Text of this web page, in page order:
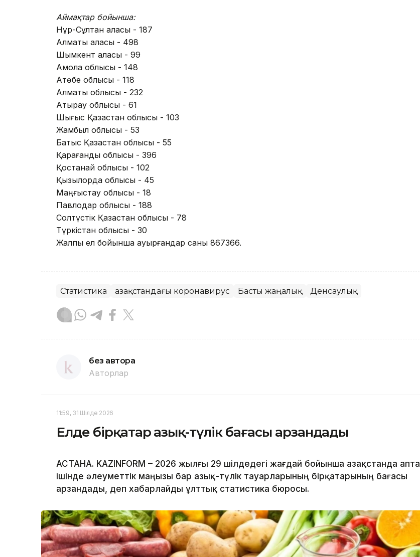
Аймақтар бойынша:
Нұр-Сұлтан қаласы - 187
Алматы қаласы - 498
Шымкент қаласы - 99
Ақмола облысы - 148
Ақтөбе облысы - 118
Алматы облысы - 232
Атырау облысы - 61
Шығыс Қазақстан облысы - 103
Жамбыл облысы - 53
Батыс Қазақстан облысы - 55
Қарағанды облысы - 396
Қостанай облысы - 102
Қызылорда облысы - 45
Маңғыстау облысы - 18
Павлодар облысы - 188
Солтүстік Қазақстан облысы - 78
Түркістан облысы - 30
Жалпы ел бойынша ауырғандар саны 867366.
Статистика Қазақстандағы коронавирус Басты жаңалық Денсаулық
без автора
Авторлар
11:59, 31 Шілде 2026
Елде бірқатар азық-түлік бағасы арзандады
АСТАНА. KAZINFORM – 2026 жылғы 29 шілдедегі жағдай бойынша Қазақстанда апта
ішінде әлеуметтік маңызы бар азық-түлік тауарларының бірқатарының бағасы
арзандады, деп хабарлайды ұлттық статистика бюросы.